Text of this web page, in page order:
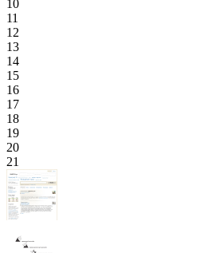
10
11
12
13
14
15
16
17
18
19
20
21